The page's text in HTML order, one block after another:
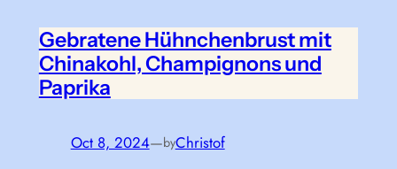
Gebratene Hühnchenbrust mit
Chinakohl, Champignons und
Paprika
Oct 8, 2024—byChristof